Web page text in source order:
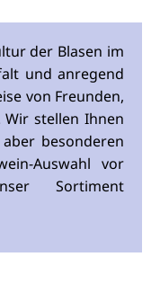
der Blasen im
und anregend
von Freunden,
stellen Ihnen
besonderen
Auswahl vor
Sortiment